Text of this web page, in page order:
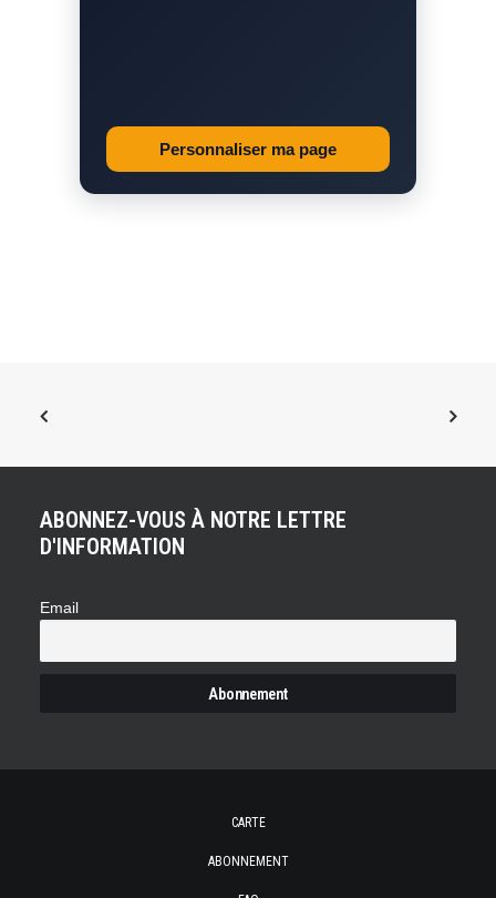
Personnaliser ma page
ABONNEZ-VOUS À NOTRE LETTRE
D'INFORMATION
Email
CARTE
ABONNEMENT